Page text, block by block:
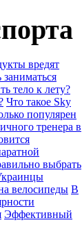
вредят
заниматься
тело к лету?
Что такое Sky
популярен
тренера в
выбрать
велосипеды В
Эффективный